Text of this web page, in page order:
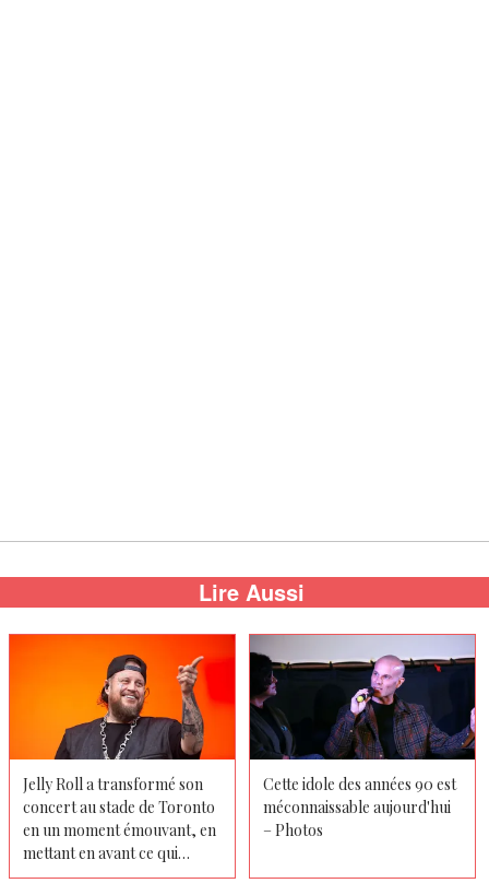
Lire Aussi
Jelly Roll a transformé son
concert au stade de Toronto
en un moment émouvant, en
mettant en avant ce qui
compte le plus pour lui en ce
Cette idole des années 90 est
méconnaissable aujourd'hui
– Photos